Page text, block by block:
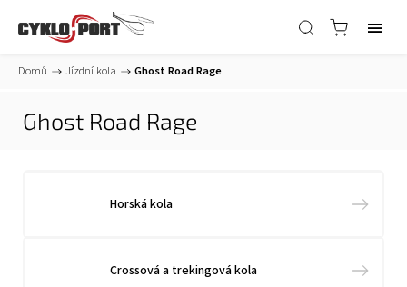
Domů / Jízdní kola / Ghost Road Rage
Ghost Road Rage
Horská kola
Crossová a trekingová kola